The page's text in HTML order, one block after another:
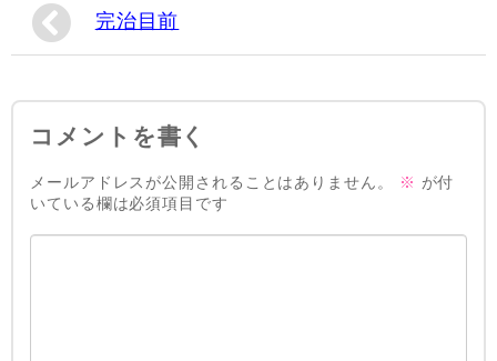
完治目前
コメントを書く
メールアドレスが公開されることはありません。 ※ が付
いている欄は必須項目です